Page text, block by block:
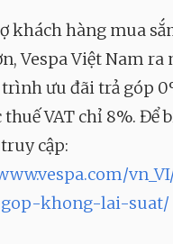
khách hàng mua
Vespa Việt Nam ra
ưu đãi trả góp
VAT chỉ 8%. Để
cập:
khong-lai-suat/